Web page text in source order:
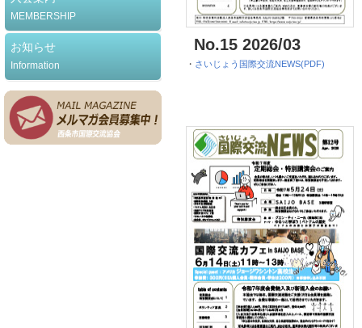
MEMBERSHIP
お知らせ
Information
No.15 2026/03
・ さいじょう国際交流NEWS(PDF)